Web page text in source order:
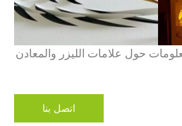
حول علامات الليزر والمعادن
اتصل بنا